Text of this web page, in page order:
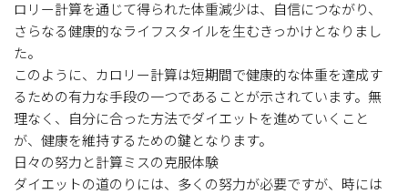
ロリー計算を通じて得られた体重減少は、自信につながり、
さらなる健康的なライフスタイルを生むきっかけとなりまし
た。
このように、カロリー計算は短期間で健康的な体重を達成す
るための有力な手段の一つであることが示されています。無
理なく、自分に合った方法でダイエットを進めていくこと
が、健康を維持するための鍵となります。
日々の努力と計算ミスの克服体験
ダイエットの道のりには、多くの努力が必要ですが、時には